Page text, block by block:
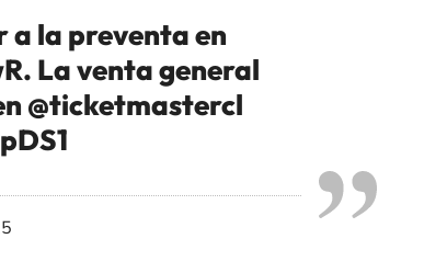
a la preventa en
. La venta general
@ticketmastercl